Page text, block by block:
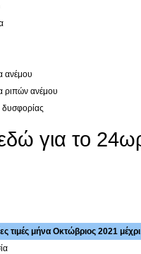
ανέμου
ριπών ανέμου
δυσφορίας
εδώ για το
τιμές μήνα Οκτώβριος 2021